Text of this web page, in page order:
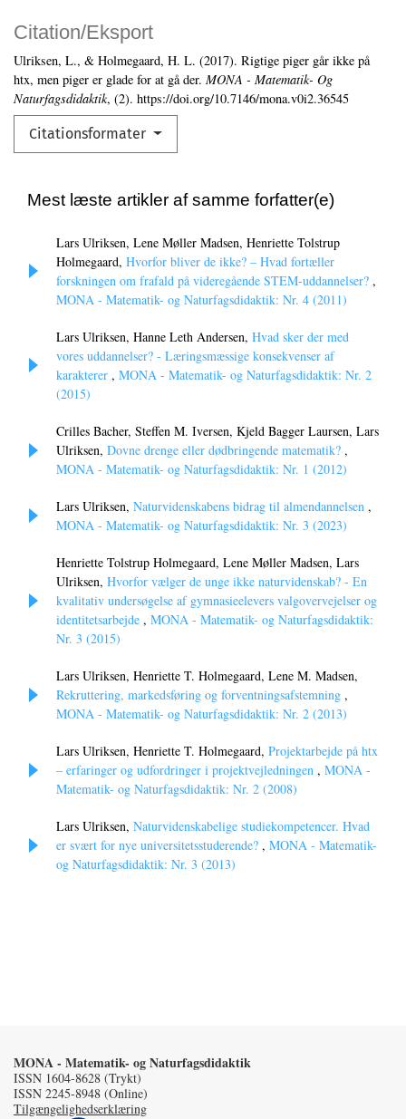
Citation/Eksport
Ulriksen, L., & Holmegaard, H. L. (2017). Rigtige piger går ikke på
htx, men piger er glade for at gå der. MONA - Matematik- Og
Naturfagsdidaktik, (2). https://doi.org/10.7146/mona.v0i2.36545
Citationsformater
Mest læste artikler af samme forfatter(e)
Lars Ulriksen, Lene Møller Madsen, Henriette Tolstrup
Holmegaard, Hvorfor bliver de ikke? – Hvad fortæller
forskningen om frafald på videregående STEM-uddannelser? ,
MONA - Matematik- og Naturfagsdidaktik: Nr. 4 (2011)
Lars Ulriksen, Hanne Leth Andersen, Hvad sker der med
vores uddannelser? - Læringsmæssige konsekvenser af
karakterer , MONA - Matematik- og Naturfagsdidaktik: Nr. 2
(2015)
Crilles Bacher, Steffen M. Iversen, Kjeld Bagger Laursen, Lars
Ulriksen, Dovne drenge eller dødbringende matematik? ,
MONA - Matematik- og Naturfagsdidaktik: Nr. 1 (2012)
Lars Ulriksen, Naturvidenskabens bidrag til almendannelsen ,
MONA - Matematik- og Naturfagsdidaktik: Nr. 3 (2023)
Henriette Tolstrup Holmegaard, Lene Møller Madsen, Lars
Ulriksen, Hvorfor vælger de unge ikke naturvidenskab? - En
kvalitativ undersøgelse af gymnasieelevers valgovervejelser og
identitetsarbejde , MONA - Matematik- og Naturfagsdidaktik:
Nr. 3 (2015)
Lars Ulriksen, Henriette T. Holmegaard, Lene M. Madsen,
Rekruttering, markedsføring og forventningsafstemning ,
MONA - Matematik- og Naturfagsdidaktik: Nr. 2 (2013)
Lars Ulriksen, Henriette T. Holmegaard, Projektarbejde på htx
– erfaringer og udfordringer i projektvejledningen , MONA -
Matematik- og Naturfagsdidaktik: Nr. 2 (2008)
Lars Ulriksen, Naturvidenskabelige studiekompetencer. Hvad
er svært for nye universitetsstuderende? , MONA - Matematik-
og Naturfagsdidaktik: Nr. 3 (2013)
MONA - Matematik- og Naturfagsdidaktik
ISSN 1604-8628 (Trykt)
ISSN 2245-8948 (Online)
Tilgængelighedserklæring